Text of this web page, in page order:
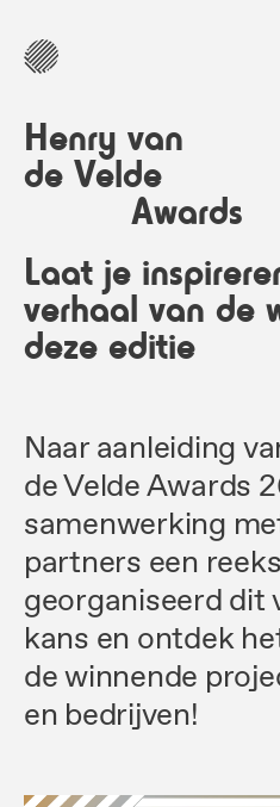
Henry van
de Velde
Awards
Laat je
verhaal van de
deze editie
Naar aanleiding
de Velde Awards
samenwerking
partners een
georganiseerd dit
kans en ontdek
de winnende
en bedrijven!